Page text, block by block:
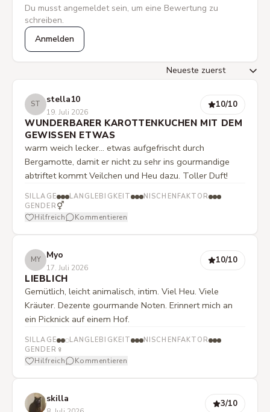
Du musst angemeldet sein, um eine Bewertung zu
schreiben.
Anmelden
ST stella10
19. Juli 2026
10/10
WUNDERBARER KAROTTENKUCHEN MIT DEM
GEWISSEN ETWAS
warm weich lecker... etwas aufgefrischt durch
Bergamotte, damit er nicht zu sehr ins gourmandige
abtriftet kommt Veilchen und Heu dazu. Toller Duft!
SILLAGE LANGLEBIGKEIT
NISCHENFAKTOR
GENDER ⚥
Hilfreich Kommentieren
MY Myo
17. Juli 2026
10/10
LIEBLICH
Gemütlich, leicht animalisch, intim. Viel Heu. Viele
Kräuter. Dezente gourmande Noten. Erinnert mich an
ein Picknick auf einem Hof.
SILLAGE LANGLEBIGKEIT
NISCHENFAKTOR
GENDER ♀
Hilfreich Kommentieren
skilla 3/10